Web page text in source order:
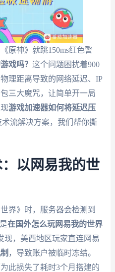
原神》就跳150ms红色警
戏吗？ 这个问题困扰着900
理距离导致的网络延迟、IP
三大魔咒，让简单开一局
游戏加速器如何将延迟压
流解决方案，我们帮你撕
以网易我的世
界》时，服务器会检测到
在国外怎么玩网易我的世界
现，美西地区玩家直连网易
，导致账户被临时冻结。
此损失了耗时3个月搭建的